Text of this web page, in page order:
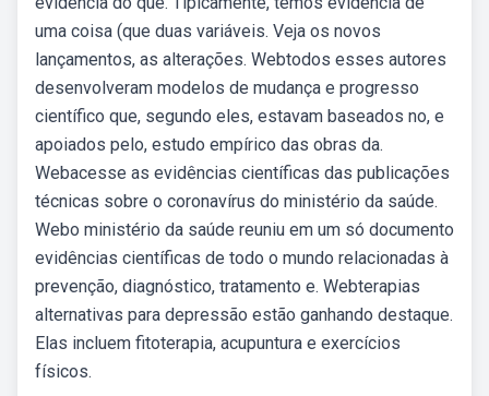
uma coisa (que duas variáveis. Veja os novos
lançamentos, as alterações. Webtodos esses autores
desenvolveram modelos de mudança e progresso
científico que, segundo eles, estavam baseados no, e
apoiados pelo, estudo empírico das obras da.
Webacesse as evidências científicas das publicações
técnicas sobre o coronavírus do ministério da saúde.
Webo ministério da saúde reuniu em um só documento
evidências científicas de todo o mundo relacionadas à
prevenção, diagnóstico, tratamento e. Webterapias
alternativas para depressão estão ganhando destaque.
Elas incluem fitoterapia, acupuntura e exercícios
físicos.